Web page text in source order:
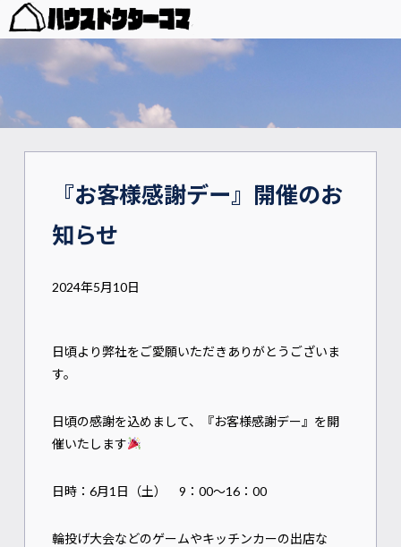
『お客様感謝デー』開催のお
知らせ
2024年5月10日
日頃より弊社をご愛願いただきありがとうございま
す。
日頃の感謝を込めまして、『お客様感謝デー』を開
催いたします
日時：6月1日（土） 9：00～16：00
輪投げ大会などのゲームやキッチンカーの出店な